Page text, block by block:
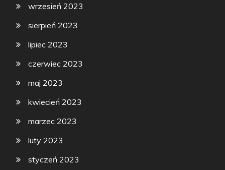
wrzesień 2023
sierpień 2023
lipiec 2023
czerwiec 2023
maj 2023
kwiecień 2023
marzec 2023
luty 2023
styczeń 2023